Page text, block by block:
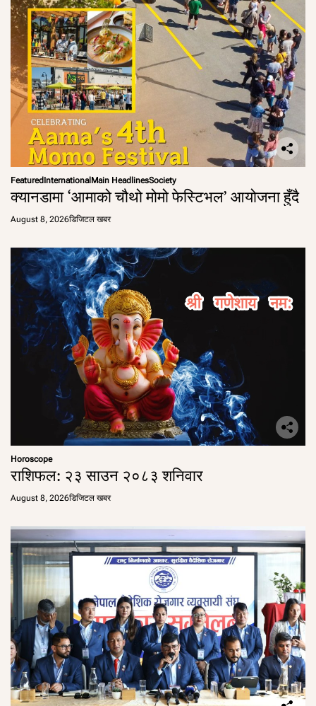
Featured International Main HeadlinesSociety
क्यानडामा ‘आमाको चौथो मोमो फेस्टिभल’ आयोजना हुँदै
August 8, 2026डिजिटल खबर
Horoscope
राशिफल: २३ साउन २०८३ शनिवार
August 8, 2026डिजिटल खबर